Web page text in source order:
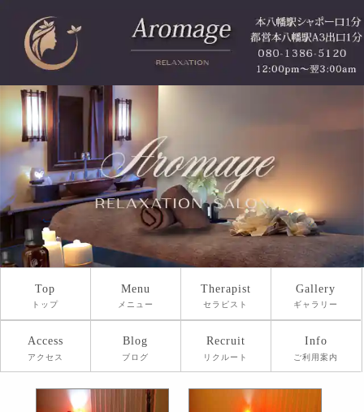
Top
トップ
Menu
メニュー
Therapist
セラピスト
Gallery
ギャラリー
Access
アクセス
Blog
ブログ
Recruit
リクルート
Info
ご利用案内